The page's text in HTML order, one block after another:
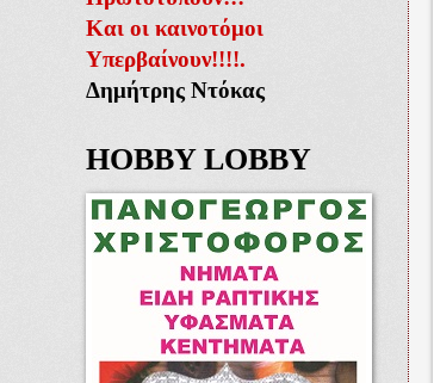
Και οι καινοτόμοι
Υπερβαίνουν!!!!.
Δημήτρης Ντόκας
HOBBY LOBBY